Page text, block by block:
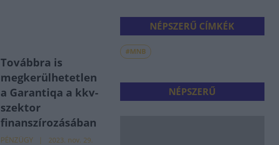
Továbbra is
megkerülhetetlen
a Garantiqa a kkv-
szektor
finanszírozásában
PÉNZÜGY 2023. nov. 29.
NÉPSZERŰ CÍMKÉK
#MNB
NÉPSZERŰ